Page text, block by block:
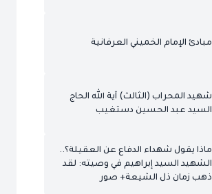
مبادئ الإمام الخميني العرفانية
شهيد المحراب (الثالث) آية الله الحاج
السيد عبد الحسين دستغيب
ماذا يقول شهداء الدفاع عن العقيلة؟..
الشهيد السيد إبراهيم في وصيته: لقد
ذهب زمان ذل الشيعة+ صور